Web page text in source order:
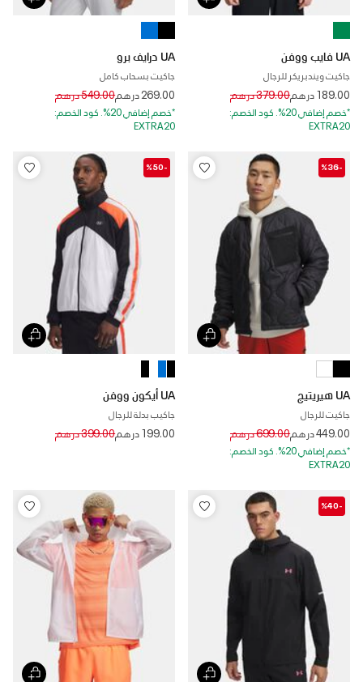
UA فايب ووفن
جاكيت ويندبريكر للرجال
189.00 درهم Price reduced from
379.00 درهم to
*خصم إضافي 20%. كود الخصم:
EXTRA20
UA درايف برو
جاكيت بسحاب كامل
269.00 درهم Price reduced from
549.00 درهم to
*خصم إضافي 20%. كود الخصم:
EXTRA20
-%36
UA هيريتيج
جاكيت للرجال
449.00 درهم Price reduced from
699.00 درهم to
*خصم إضافي 20%. كود الخصم:
EXTRA20
-%50
UA أيكون ووفن
جاكيب بدلة للرجال
199.00 درهم Price reduced from
399.00 درهم to
-%40